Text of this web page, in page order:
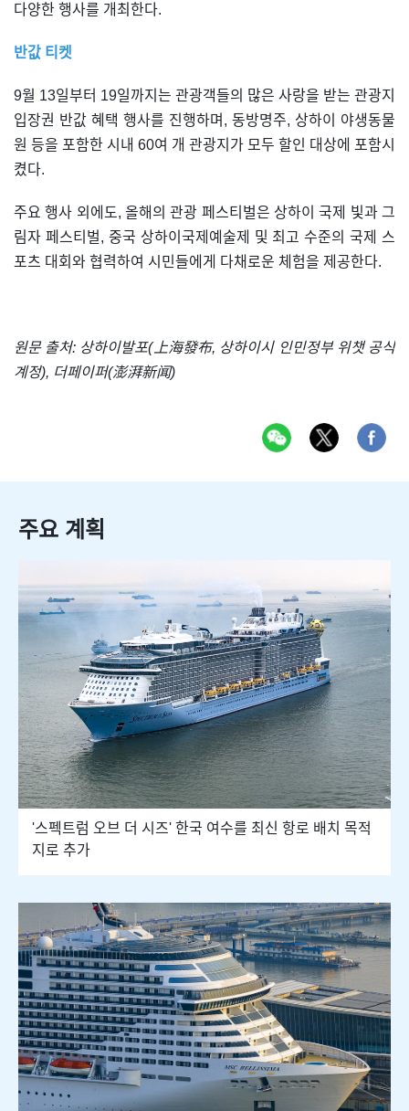
다양한 행사를 개최한다.
반값 티켓
9월 13일부터 19일까지는 관광객들의 많은 사랑을 받는 관광지
입장권 반값 혜택 행사를 진행하며, 동방명주, 상하이 야생동물
원 등을 포함한 시내 60여 개 관광지가 모두 할인 대상에 포함시
켰다.
주요 행사 외에도, 올해의 관광 페스티벌은 상하이 국제 빛과 그
림자 페스티벌, 중국 상하이국제예술제 및 최고 수준의 국제 스
포츠 대회와 협력하여 시민들에게 다채로운 체험을 제공한다.
원문 출처: 상하이발포(上海發布, 상하이시 인민정부 위챗 공식
계정), 더페이퍼(澎湃新闻)
주요 계획
'스펙트럼 오브 더 시즈' 한국 여수를 최신 항로 배치 목적
지로 추가